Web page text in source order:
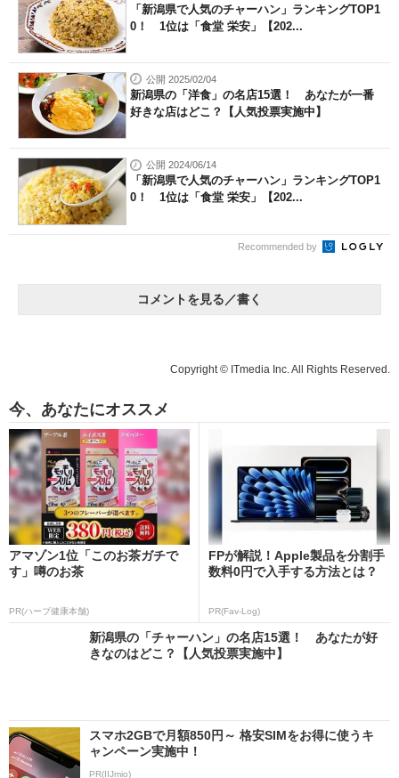
「新潟県で人気のチャーハン」ランキングTOP1
0！ 1位は「食堂 栄安」【202...
公開 2025/02/04
新潟県の「洋食」の名店15選！ あなたが一番
好きな店はどこ？【人気投票実施中】
公開 2024/06/14
「新潟県で人気のチャーハン」ランキングTOP1
0！ 1位は「食堂 栄安」【202...
Recommended by
コメントを見る／書く
Copyright © ITmedia Inc. All Rights Reserved.
今、あなたにオススメ
アマゾン1位「このお茶ガチで
す」噂のお茶
PR(ハーブ健康本舗)
FPが解説！Apple製品を分割手
数料0円で入手する方法とは？
PR(Fav-Log)
新潟県の「チャーハン」の名店15選！ あなたが好
きなのはどこ？【人気投票実施中】
スマホ2GBで月額850円～ 格安SIMをお得に使うキ
ャンペーン実施中！
PR(IIJmio)